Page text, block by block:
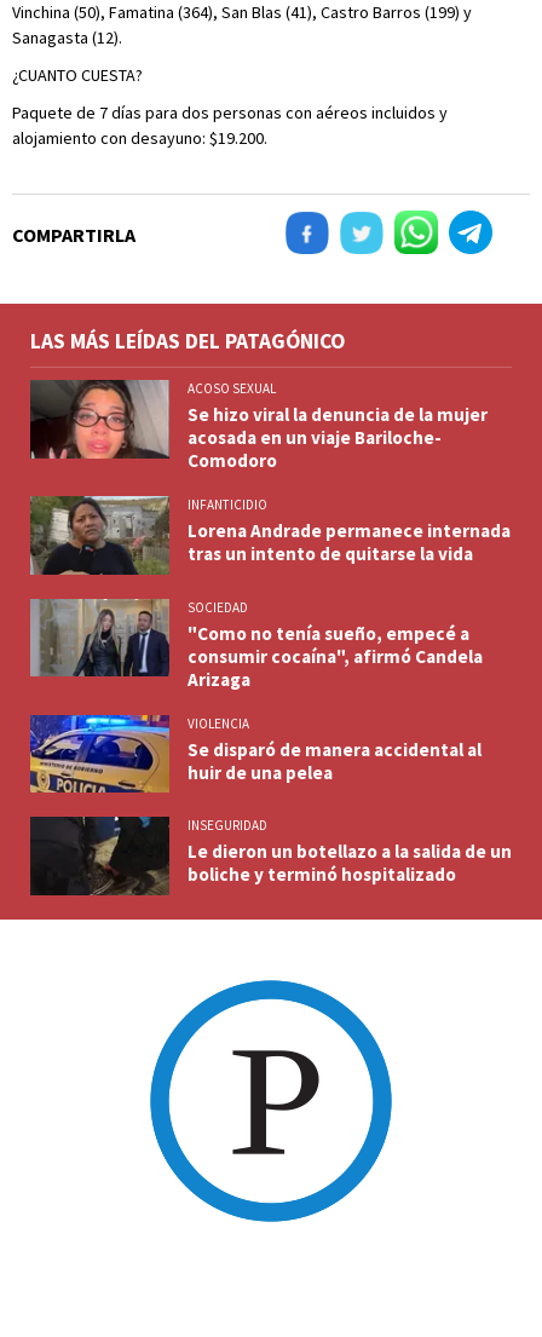
Vinchina (50), Famatina (364), San Blas (41), Castro Barros (199) y
Sanagasta (12).
¿CUANTO CUESTA?
Paquete de 7 días para dos personas con aéreos incluidos y
alojamiento con desayuno: $19.200.
COMPARTIRLA
LAS MÁS LEÍDAS DEL PATAGÓNICO
ACOSO SEXUAL
Se hizo viral la denuncia de la mujer
acosada en un viaje Bariloche-
Comodoro
INFANTICIDIO
Lorena Andrade permanece internada
tras un intento de quitarse la vida
SOCIEDAD
"Como no tenía sueño, empecé a
consumir cocaína", afirmó Candela
Arizaga
VIOLENCIA
Se disparó de manera accidental al
huir de una pelea
INSEGURIDAD
Le dieron un botellazo a la salida de un
boliche y terminó hospitalizado